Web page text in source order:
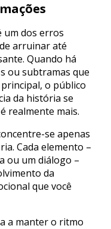
um dos erros
arruinar até
Quando há
ou subtramas que
o público
da história se
realmente mais.
se apenas
Cada elemento –
ou um diálogo –
da
que você
a manter o ritmo